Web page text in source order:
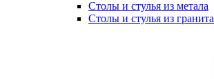
Столы и стулья из метала
Столы и стулья из гранита